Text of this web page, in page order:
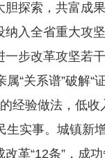
索，共富成果
入全省重大攻
步改革攻坚若
“关系谱”破解
经验做法，低
生实事。城镇新
革“12条”，成